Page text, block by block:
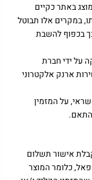
באתר כקיים
במקרים אלו תבוטל
בכפוף להשבת
על ידי חברת
ארנק אלקטרוני
על המזמין
אישור תשלום
כלומר המוצר